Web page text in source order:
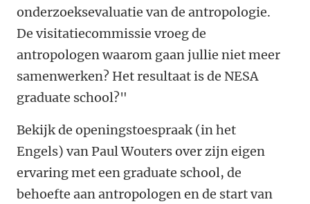
onderzoeksevaluatie van de antropologie.
De visitatiecommissie vroeg de
antropologen waarom gaan jullie niet meer
samenwerken? Het resultaat is de NESA
graduate school?"
Bekijk de openingstoespraak (in het
Engels) van Paul Wouters over zijn eigen
ervaring met een graduate school, de
behoefte aan antropologen en de start van